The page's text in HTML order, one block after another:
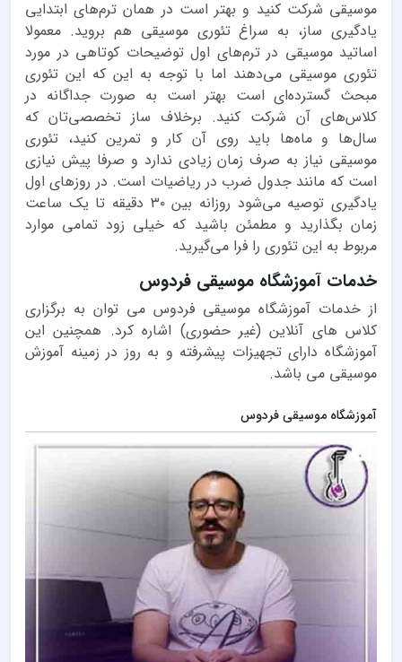
موسیقی شرکت کنید و بهتر است در همان ترم‌های ابتدایی
یادگیری ساز،‌ به سراغ تئوری موسیقی هم بروید. معمولا
اساتید موسیقی در ترم‌های اول توضیحات کوتاهی در مورد
تئوری موسیقی می‌دهند اما با توجه به این که این تئوری
مبحث گسترده‌ای است بهتر است به صورت جداگانه در
کلاس‌های آن شرکت کنید. برخلاف ساز تخصصی‌تان که
سال‌ها و ماه‌ها باید روی آن کار و تمرین کنید،‌ تئوری
موسیقی نیاز به صرف زمان زیادی ندارد و صرفا پیش نیازی
است که مانند جدول ضرب در ریاضیات است. در روزهای اول
یادگیری توصیه می‌شود روزانه بین ۳۰ دقیقه تا یک ساعت
زمان بگذارید و مطمئن باشید که خیلی زود تمامی موارد
مربوط به این تئوری را فرا می‌گیرید.
خدمات آموزشگاه موسیقی فردوس
از خدمات آموزشگاه موسیقی فردوس می توان به برگزاری
کلاس های آنلاین (غیر حضوری) اشاره کرد. همچنین این
آموزشگاه دارای تجهیزات پیشرفته و به روز در زمینه آموزش
موسیقی می باشد.
آموزشگاه موسیقی فردوس